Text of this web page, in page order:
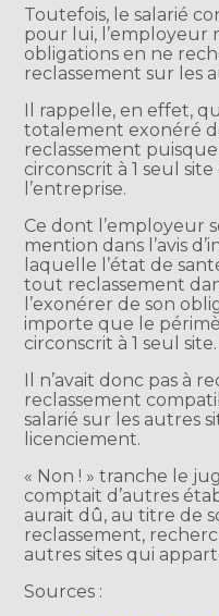
Toutefois, le salarié
pour lui, l’employeur
obligations en ne
reclassement sur les
Il rappelle, en effet,
totalement exonéré
reclassement
circonscrit à 1 seul
l’entreprise.
Ce dont l’employeur
mention dans l’avis
laquelle l’état de
tout reclassement
l’exonérer de son
importe que le
circonscrit à 1 seul site.
Il n’avait donc pas à
reclassement
salarié sur les autres
licenciement.
« Non ! » tranche le
comptait d’autres
aurait dû, au titre de
reclassement,
autres sites qui
Sources :